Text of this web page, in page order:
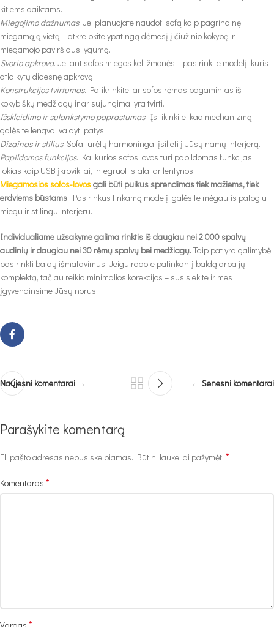
kitiems daiktams.
Miegojimo dažnumas. Jei planuojate naudoti sofą kaip pagrindinę
miegamąją vietą – atkreipkite ypatingą dėmesį į čiužinio kokybę ir
miegamojo paviršiaus lygumą.
Svorio apkrova. Jei ant sofos miegos keli žmonės – pasirinkite modelį, kuris
atlaikytų didesnę apkrovą.
Konstrukcijos tvirtumas. Patikrinkite, ar sofos rėmas pagamintas iš
kokybiškų medžiagų ir ar sujungimai yra tvirti.
Išskleidimo ir sulankstymo paprastumas. Įsitikinkite, kad mechanizmą
galėsite lengvai valdyti patys.
Dizainas ir stilius. Sofa turėtų harmoningai įsilieti į Jūsų namų interjerą.
Papildomos funkcijos. Kai kurios sofos lovos turi papildomas funkcijas,
tokias kaip USB įkrovikliai, integruoti stalai ar lentynos.
Miegamosios sofos-lovosgali būti puikus sprendimas tiek mažiems, tiek
erdviems būstams. Pasirinkus tinkamą modelį, galėsite mėgautis patogiu
miegu ir stilingu interjeru.
Individualiame užsakyme galima rinktis iš daugiau nei 2 000 spalvų
audinių ir daugiau nei 30 rėmų spalvų bei medžiagų.Taip pat yra galimybė
pasirinkti baldų išmatavimus. Jeigu radote patinkantį baldą arba jų
komplektą, tačiau reikia minimalios korekcijos – susisiekite ir mes
įgyvendinsime Jūsų norus.
Naujesni komentarai → ← Senesni komentarai
Parašykite komentarą
El. pašto adresas nebus skelbiamas. Būtini laukeliai pažymėti *
Komentaras *
*